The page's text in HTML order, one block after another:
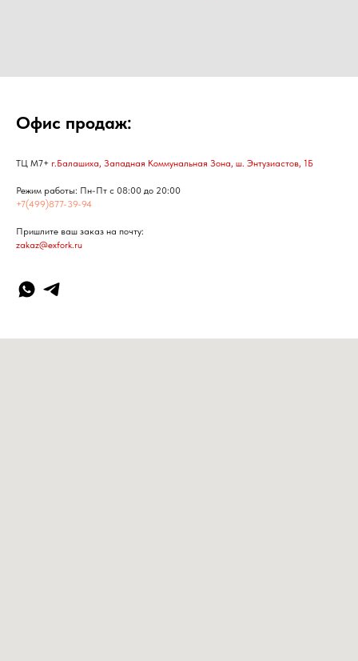
Офис продаж:
ТЦ М7+ г.Балашиха, Западная Коммунальная Зона, ш. Энтузиастов, 1Б
Режим работы: Пн-Пт с 08:00 до 20:00
+7(499)877-39-94
Пришлите ваш заказ на почту:
zakaz@exfork.ru